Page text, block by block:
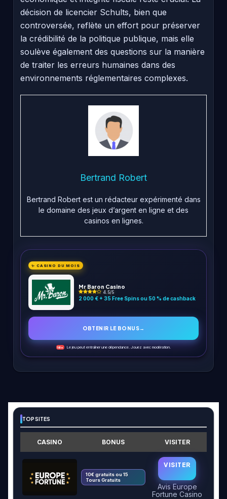
décision de licencier Schults, bien que
controversée, reflète un effort pour préserver
la crédibilité de la politique publique, mais elle
soulève également des questions sur la manière
de traiter les erreurs humaines dans des
environnements réglementaires complexes.
Bertrand Robert
Bertrand Robert est un rédacteur expérimenté dans
le domaine des jeux d’argent en ligne et des
casinos en lignes.
✨ CASINO DU MOIS
Mr Baron Casino
4.5/5
2 000 € + 35 Free Spins ou 50 % de cashback
OBTENIR LE BONUS→
18+ Le jeu peut entraîner une dépendance. Jouez avec modération.
TOP SITES
CASINO BONUS VISITER
10€ gratuits ou 15
Tours Gratuits
VISITER
Avis Europe
Fortune Casino